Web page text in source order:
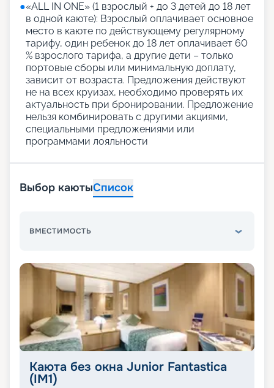
●«АLL IN ONE» (1 взрослый + до 3 детей до 18 лет
в одной каюте): Взрослый оплачивает основное
место в каюте по действующему регулярному
тарифу, один ребенок до 18 лет оплачивает 60
% взрослого тарифа, а другие дети – только
портовые сборы или минимальную доплату,
зависит от возраста. Предложения действуют
не на всех круизах, необходимо проверять их
актуальность при бронировании. Предложение
нельзя комбинировать с другими акциями,
специальными предложениями или
программами лояльности
Выбор каютыСписок
ВМЕСТИМОСТЬ
Каюта без окна Junior Fantastica
(IM1)